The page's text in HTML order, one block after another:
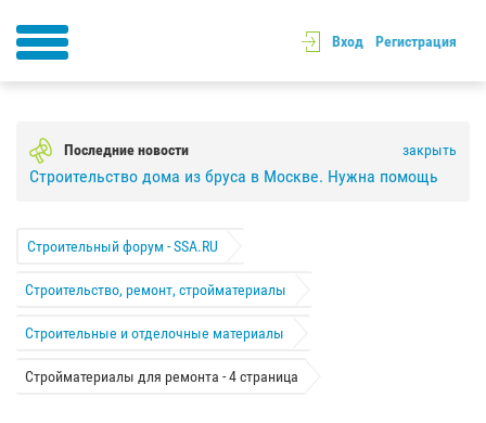
Вход Регистрация
Последние новости закрыть
Строительство дома из бруса в Москве. Нужна помощь
Строительный форум - SSA.RU
Строительство, ремонт, стройматериалы
Строительные и отделочные материалы
Стройматериалы для ремонта - 4 страница